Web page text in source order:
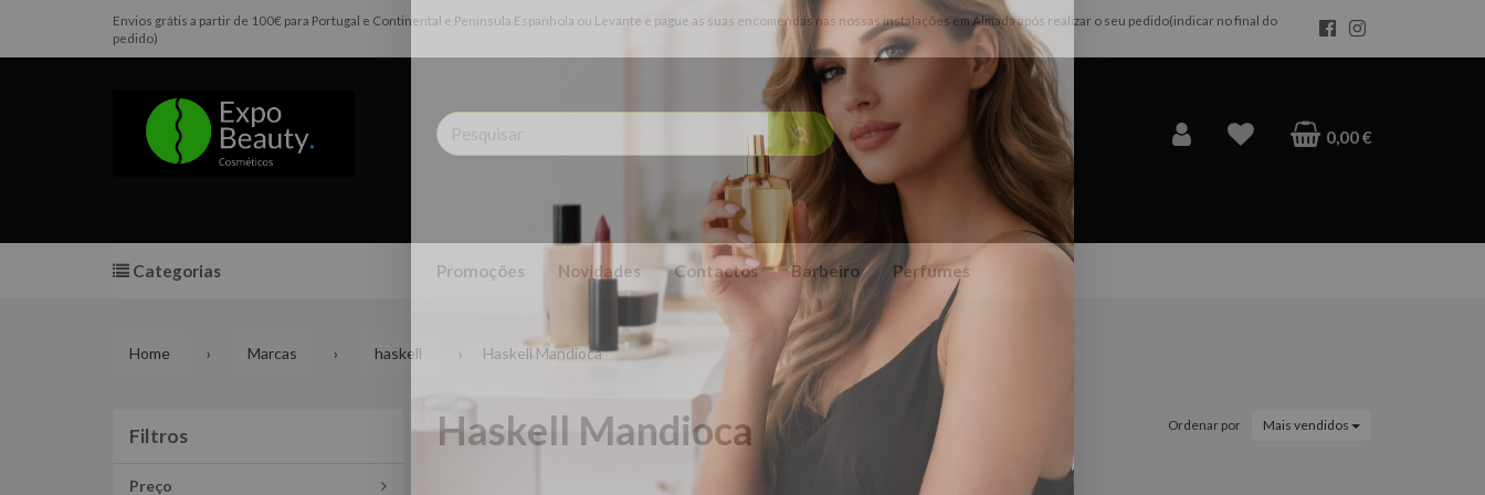
Envios grátis a partir de 100€ para Portugal e Continental e Península Espanhola ou Levante e pague as suas encomendas nas nossas instalações em Almada após realizar o seu pedido(indicar no final do
pedido)
0,00 €
Promoções Novidades Contactos Barbeiro Perfumes
Categorias
Home Marcas haskell Haskell Mandioca
Filtros
Preço
Haskell Mandioca Ordenar por Mais vendidos
×